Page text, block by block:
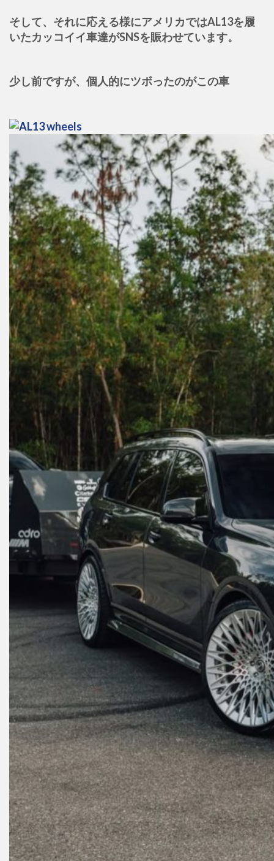
そして、それに応える様にアメリカではAL13を履
いたカッコイイ車達がSNSを賑わせています。
少し前ですが、個人的にツボったのがこの車